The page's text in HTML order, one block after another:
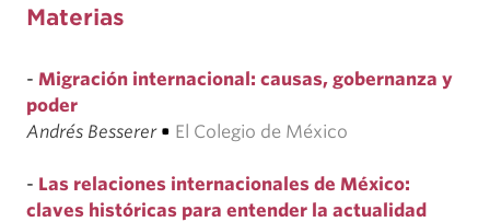
Materias
- Migración internacional: causas, gobernanza y
poder
Andrés Besserer • El Colegio de México
- Las relaciones internacionales de México:
claves históricas para entender la actualidad